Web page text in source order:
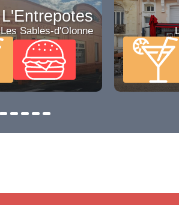
L'Entrepotes
Les Sables-d'Olonne